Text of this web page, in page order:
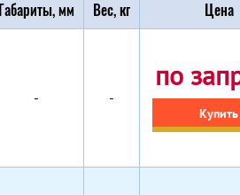
Габариты, мм Вес, кг Цена
- -
по
Купить